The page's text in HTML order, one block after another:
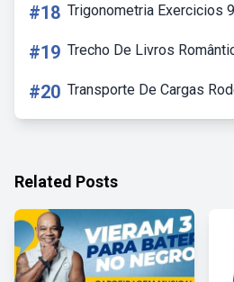
#18 Trigonometria Exercicios
#19 Trecho De Livros
#20 Transporte De Cargas
Related Posts